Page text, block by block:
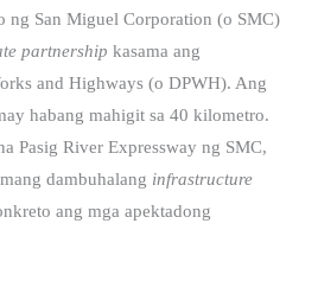
ng San Miguel Corporation (o SMC)
partnership kasama ang
and Highways (o DPWH). Ang
habang mahigit sa 40 kilometro.
Pasig River Expressway ng SMC,
dambuhalang infrastructure
ang mga apektadong